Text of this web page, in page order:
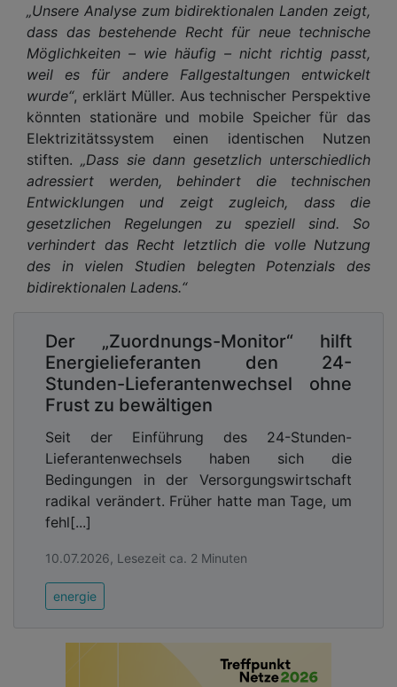
„Unsere Analyse zum bidirektionalen Landen zeigt,
dass das bestehende Recht für neue technische
Möglichkeiten – wie häufig – nicht richtig passt,
weil es für andere Fallgestaltungen entwickelt
wurde“, erklärt Müller. Aus technischer Perspektive
könnten stationäre und mobile Speicher für das
Elektrizitätssystem einen identischen Nutzen
stiften. „Dass sie dann gesetzlich unterschiedlich
adressiert werden, behindert die technischen
Entwicklungen und zeigt zugleich, dass die
gesetzlichen Regelungen zu speziell sind. So
verhindert das Recht letztlich die volle Nutzung
des in vielen Studien belegten Potenzials des
bidirektionalen Ladens.“
Der „Zuordnungs-Monitor“ hilft
Energielieferanten den 24-
Stunden-Lieferantenwechsel ohne
Frust zu bewältigen
Seit der Einführung des 24-Stunden-
Lieferantenwechsels haben sich die
Bedingungen in der Versorgungswirtschaft
radikal verändert. Früher hatte man Tage, um
fehl[...]
10.07.2026, Lesezeit ca. 2 Minuten
energie